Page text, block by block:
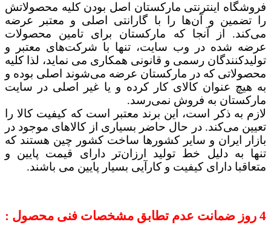
فروشگاه اینترنتی مارکستان اصل بودن کلیه محصولاتش
را تضمین و آن‌ها را با گارانتی اصلی و معتبر عرضه
می‌کند. از آنجا که مارکستان برای تامین محصولات
عرضه شده در وب سایت، تنها با شرکت‌های معتبر و
تولیدکنندگان رسمی و قانونی همکاری می نماید، لذا کلیه
محصولاتی که در مارکستان عرضه می‌شوند اصلی بوده و
به هیچ عنوان کالای کار کرده و یا غیر اصلی در سایت
مارکستان به فروش نمی‌رسد.
لازم به ذکر است، این برند معتبر است که کیفیت کالا را
تعیین می‏‌کند. در حال حاضر بسیاری از کالاهای موجود در
بازار ایران و سایر کشورها ساخت کشور چین هستند که
تنها به دلیل خط تولید ارزان‏‌تر دارای قیمت پایین و
متعاقبا دارای کیفیت و کارآیی بسیار پایین می باشند.
4 روز ضمانت عدم تطابق مشخصات فنی محصول :